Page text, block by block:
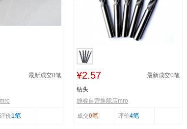
最新成交0笔
评价1笔
¥2.57 最新成交0笔
钻头
雄睿自营旗舰店mro
成交0笔 评价4笔